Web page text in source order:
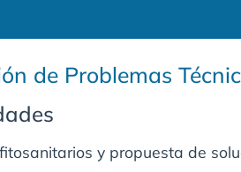
de Problemas
y propuesta de